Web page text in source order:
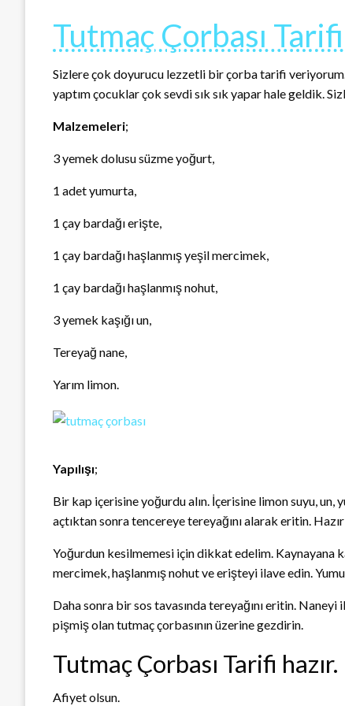
Tutmaç Çorbası Tarifi
Sizlere çok doyurucu lezzetli bir çorba tarifi
yaptım çocuklar çok sevdi sık sık yapar hale geldik.
Malzemeleri;
3 yemek dolusu süzme yoğurt,
1 adet yumurta,
1 çay bardağı erişte,
1 çay bardağı haşlanmış yeşil mercimek,
1 çay bardağı haşlanmış nohut,
3 yemek kaşığı un,
Tereyağ nane,
Yarım limon.
Yapılışı;
Bir kap içerisine yoğurdu alın. İçerisine limon suyu, un,
açtıktan sonra tencereye tereyağını alarak eritin.
Yoğurdun kesilmemesi için dikkat edelim. Kaynayana
mercimek, haşlanmış nohut ve erişteyi ilave edin.
Daha sonra bir sos tavasında tereyağını eritin.
pişmiş olan tutmaç çorbasının üzerine gezdirin.
Tutmaç Çorbası Tarifi hazır.
Afiyet olsun.